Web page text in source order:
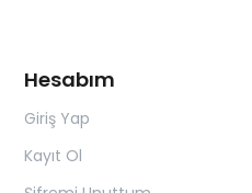
Hesabım
Giriş Yap
Kayıt Ol